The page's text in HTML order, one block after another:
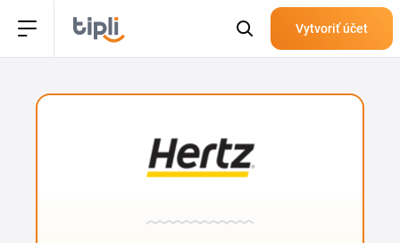
Vytvoriť účet